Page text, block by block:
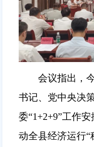
会议指出，
书记、党中央决
委“1+2+9”工作
动全县经济运行“